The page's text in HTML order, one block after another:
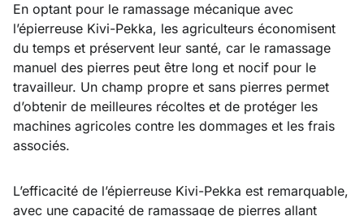
En optant pour le ramassage mécanique avec
l’épierreuse Kivi-Pekka, les agriculteurs économisent
du temps et préservent leur santé, car le ramassage
manuel des pierres peut être long et nocif pour le
travailleur. Un champ propre et sans pierres permet
d’obtenir de meilleures récoltes et de protéger les
machines agricoles contre les dommages et les frais
associés.
L’efficacité de l’épierreuse Kivi-Pekka est remarquable,
avec une capacité de ramassage de pierres allant